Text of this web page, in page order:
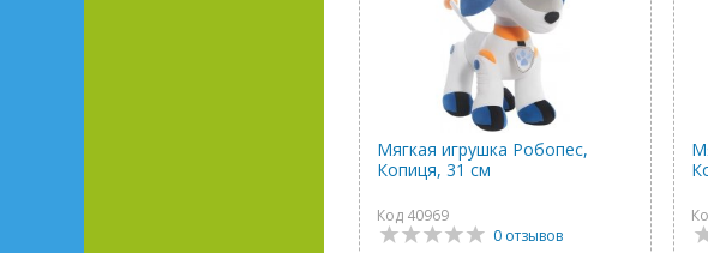
Мягкая игрушка Робопес,
Копиця, 31 см
Код 40969
0 отзывов